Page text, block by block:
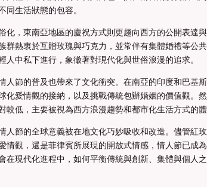
同生活狀態的包容。
化，東南亞地區的慶祝方式則更趨向西方的公開表達
群熱衷於互贈玫瑰與巧克力，並常伴有集體婚禮等公
人中私下進行，象徵著對現代化與世俗浪漫的追求。
人節的普及也帶來了文化衝突。在南亞的印度和巴基
化愛情觀的接納，以及挑戰傳統包辦婚姻的價值觀。
較低，主要被視為西方浪漫趨勢和都市化生活方式的體
人節的全球意義被在地文化巧妙吸收和改造。儘管紅
情觀，還是菲律賓所展現的開放式情感，情人節已成
在現代化進程中，如何平衡傳統與創新、集體與個人之